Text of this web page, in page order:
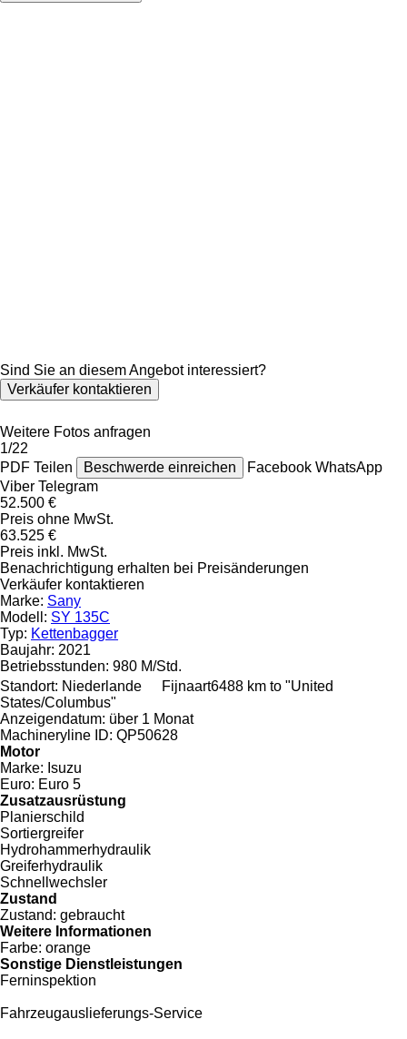
Sind Sie an diesem Angebot interessiert?
Verkäufer kontaktieren
Weitere Fotos anfragen
1/22
PDF Teilen Beschwerde einreichen Facebook WhatsApp
Viber Telegram
52.500 €
Preis ohne MwSt.
63.525 €
Preis inkl. MwSt.
Benachrichtigung erhalten bei Preisänderungen
Verkäufer kontaktieren
Marke: Sany
Modell: SY 135C
Typ: Kettenbagger
Baujahr: 2021
Betriebsstunden: 980 M/Std.
Standort: Niederlande Fijnaart6488 km to "United
States/Columbus"
Anzeigendatum: über 1 Monat
Machineryline ID: QP50628
Motor
Marke: Isuzu
Euro: Euro 5
Zusatzausrüstung
Planierschild
Sortiergreifer
Hydrohammerhydraulik
Greiferhydraulik
Schnellwechsler
Zustand
Zustand: gebraucht
Weitere Informationen
Farbe: orange
Sonstige Dienstleistungen
Ferninspektion
Fahrzeugauslieferungs-Service